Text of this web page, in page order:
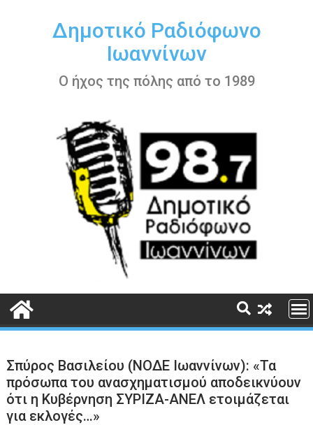
περιεχόμενοΔημοτικό Ραδιόφωνο
Ιωαννίνων
Ο ήχος της πόλης από το 1989
Σπύρος Βασιλείου (ΝΟΔΕ Ιωαννίνων): «Τα
πρόσωπα του ανασχηματισμού αποδεικνύουν
ότι η Κυβέρνηση ΣΥΡΙΖΑ-ΑΝΕΛ ετοιμάζεται
για εκλογές…»